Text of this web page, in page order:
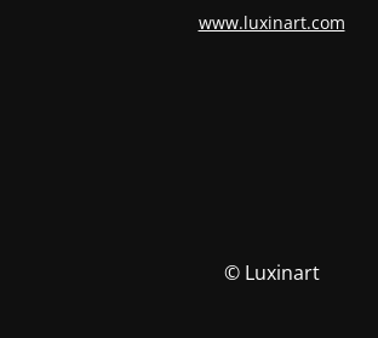
www.luxinart.com
© Luxinart